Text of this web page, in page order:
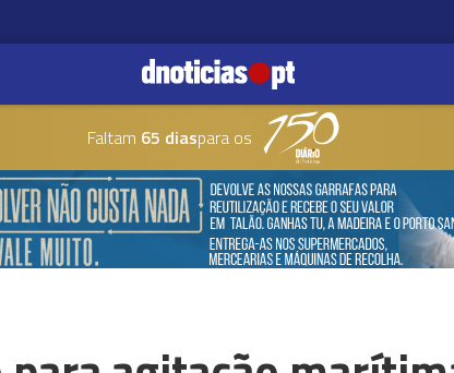
Faltam 65 diaspara os